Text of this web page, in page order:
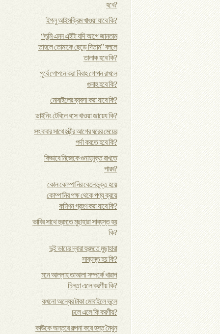
হবে?
ইগলু আইসক্রিম খাওয়া যাবে কি?
“তুমি এমন এইটা যদি আগে জানতাম
তাহলে তোমাকে ছেড়ে দিতাম” বললে
তালাক হবে কি?
পূর্বে গোপনে করা বিবাহ গোপন রাখলে
গুনাহ হবে কি?
মোবাইলের ব্যবসা করা যাবে কি?
ডাইনিং টেবিলে বসে খাওয়া জায়েয কি?
সৎ বাবার সাথে স্ত্রীর আগের ঘরের মেয়ের
পর্দা করতে হবে কি?
কিভাবে নিজেকে গুনাহমুক্ত রাখতে
পারব?
কোন কোম্পানির বেতনভুক্ত হয়ে
কোম্পানির পক্ষ থেকে পণ্য ক্রয়ে
কমিশন গ্রহণ করা যাবে কি?
ভাবির সাথে হুরমতে মুছাহারা সাব্যস্ত হয়
কি?
দুই ভায়ের দ্বারা হুরমতে মুছাহারা
সাব্যস্ত হয় কি?
মনে আল্লাহ তাআলা সম্পর্কে খারাপ
চিন্তা এলে করণীয় কি?
কখনো অন্যের টাকা মোবাইলে ভুলে
চলে এলে কি করণীয়?
কাউকে অন্তরে কল্পনা করে হস্ত মৈথুন